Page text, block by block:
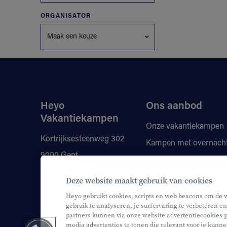
ORGANISATOR
Maak een keuze
Heyo
Vakantiekampen
Kortrijksesteenweg 302
9000 Gent
+32 9 210 80 00
info@heyo.be
Ons aanbod
Onze vakantiekampen
Kampen met
Vragen
Kortingen
Onze monitoren
Deze website maakt gebruik van cookies
Heyo gebruikt cookies, scripts en web beacons om
gebruik te analyseren, je surfervaring te verbeteren
partners kunnen via onze website advertentiecookies
media advertenties te tonen die relevant voor je